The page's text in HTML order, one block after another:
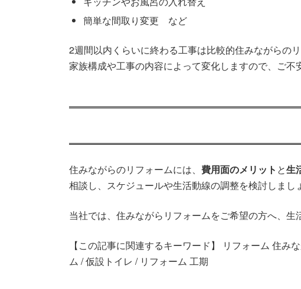
簡単な間取り変更 など
2週間以内くらいに終わる工事は比較的住みながらの
家族構成や工事の内容によって変化しますので、ご
住みながらのリフォームには、 費用面のメリット と生
相談し、スケジュールや生活動線の調整を検討しまし
当社では、住みながらリフォームをご希望の方へ、
【この記事に関連するキーワード】 リフォーム 住
ム / 仮設トイレ / リフォーム 工期